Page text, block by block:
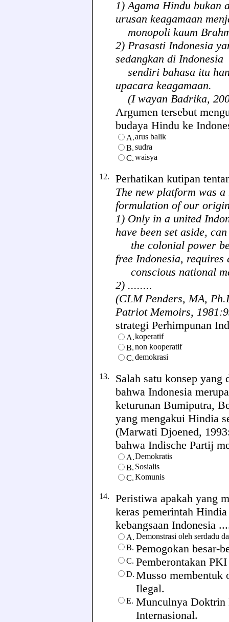
1) Agama Hindu bukan
urusan keagamaan
monopoli kaum
2) Prasasti Indonesia
sedangkan di Indonesia
sendiri bahasa itu
upacara keagamaan.
(I wayan Badrika,
Argumen tersebut
budaya Hindu ke
A.arus balik
B.sudra
C.waisya
12. Perhatikan kutipan
The new platform was
formulation of our
1) Only in a united
have been set aside, can
the colonial power
free Indonesia, requires
conscious national
2) ........
(CLM Penders, MA,
Patriot Memoirs,
strategi Perhimpunan
A.koperatif
B.non kooperatif
C.demokrasi
13. Salah satu konsep yang
bahwa Indonesia
keturunan Bumiputra,
yang mengakui Hindia
(Marwati Djoened,
bahwa Indische Partij
A.Demokratis
B. Sosialis
C.Komunis
14. Peristiwa apakah yang
keras pemerintah
kebangsaan Indonesia
A. Demonstrasi oleh serdadu
B. Pemogokan besar-
C. Pemberontakan
D. Musso membentuk
Ilegal.
E. Munculnya Doktrin
Internasional.